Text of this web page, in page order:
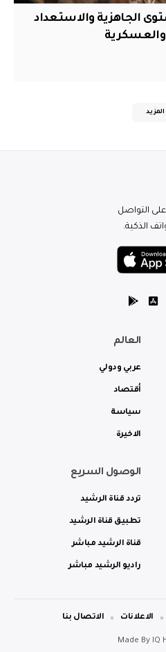
الجاهزية والاستعداد
والعسكرية
المزيد
التواصل
الذكية.
العالم
عربي ودولي
أقتصاد
سياسة
الاخيرة
الوصول السريع
تردد قناة الرشيد
تطبيق قناة الرشيد
قناة الرشيد مباشر
راديو الرشيد مباشر
Made By IQ
الاعلانات الاتصال بنا